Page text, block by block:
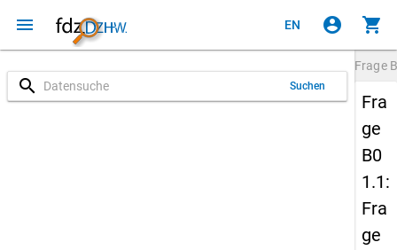
menu EN account_circle shopping_cart
search Suchen
Frage
Fra
ge
B0
1.1:
Fra
ge